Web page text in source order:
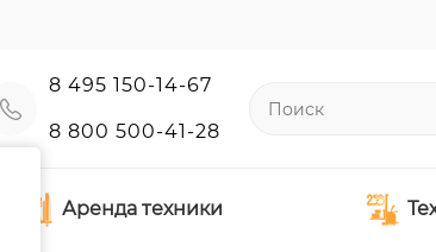
8 495 150-14-67
8 800 500-41-28
Аренда техники